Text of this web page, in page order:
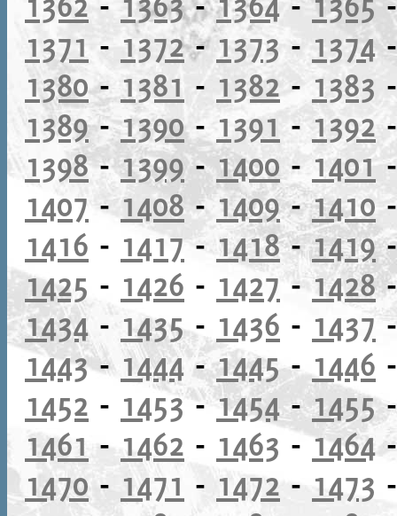
1371 - 1372-1373- 1374
1380- 1381 - 1382 - 1383
1389-1390-1391 -1392
1398-1399-1400 -1401
1407 - 1408-1409-1410
1416 - 1417-1418-1419
1425 - 1426 - 1427-1428
1434 - 1435- 1436 - 1437
1443- 1444-1445- 1446
1452 - 1453-1454-1455
1461 - 1462 - 1463 -1464
1470- 1471 - 1472 - 1473